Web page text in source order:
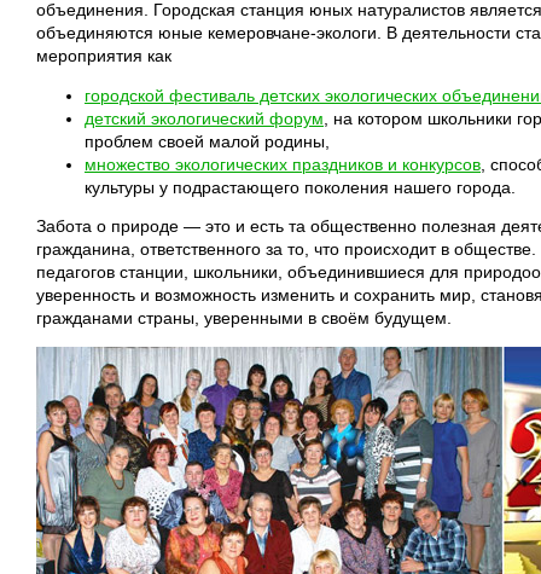
объединения. Городская станция юных натуралистов
объединяются юные кемеровчане-экологи. В деятельности
мероприятия как
городской фестиваль детских экологических
детский экологический форум , на котором школьники
проблем своей малой родины,
множество экологических праздников и конкурсов ,
культуры у подрастающего поколения нашего города.
Забота о природе — это и есть та общественно полезная
гражданина, ответственного за то, что происходит в
педагогов станции, школьники, объединившиеся для
уверенность и возможность изменить и сохранить мир,
гражданами страны, уверенными в своём будущем.